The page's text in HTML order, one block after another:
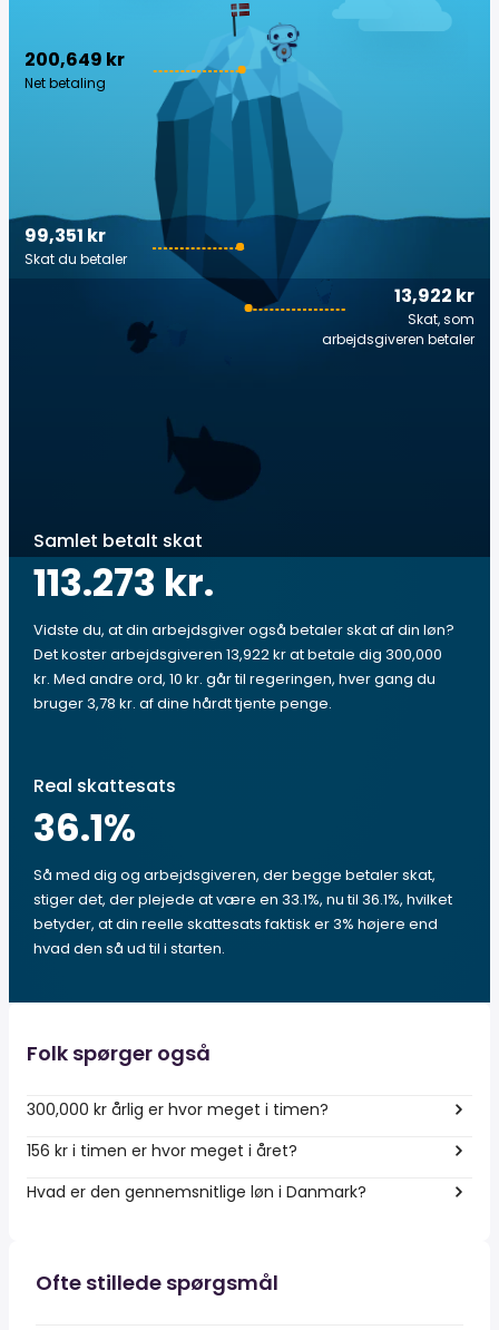
200,649 kr
Net betaling
13,922 kr
Skat, som
arbejdsgiveren betaler
99,351 kr
Skat du betaler
Samlet betalt skat
113.273 kr.
Vidste du, at din arbejdsgiver også betaler skat af din løn?
Det koster arbejdsgiveren 13,922 kr at betale dig 300,000
kr. Med andre ord, 10 kr. går til regeringen, hver gang du
bruger 3,78 kr. af dine hårdt tjente penge.
Real skattesats
36.1%
Så med dig og arbejdsgiveren, der begge betaler skat,
stiger det, der plejede at være en 33.1%, nu til 36.1%, hvilket
betyder, at din reelle skattesats faktisk er 3% højere end
hvad den så ud til i starten.
Folk spørger også
300,000 kr årlig er hvor meget i timen?
156 kr i timen er hvor meget i året?
Hvad er den gennemsnitlige løn i Danmark?
Ofte stillede spørgsmål